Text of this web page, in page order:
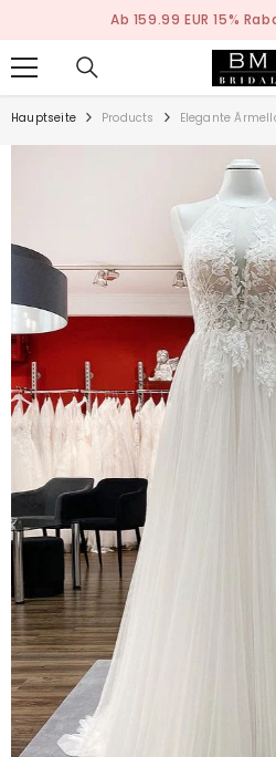
ZUM INHALT SPRINGEN
Ab 159.99 EUR 15%
Hauptseite Products Elegante